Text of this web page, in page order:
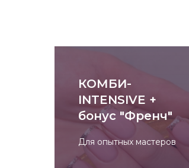
КОМБИ-
INTENSIVE +
бонус "Френч"
Для опытных мастеров